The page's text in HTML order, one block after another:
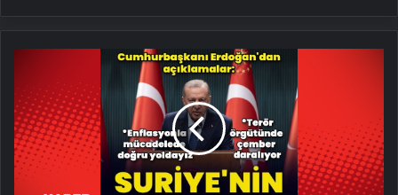
Tayyip
Erdoğan'dan
kabine
toplantısı
sonrası
açıklamalar